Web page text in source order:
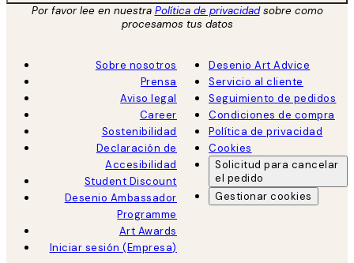
Por favor lee en nuestra Política de privacidadsobre como
procesamos tus datos
Sobre nosotros
Prensa
Aviso legal
Career
Sostenibilidad
Declaración de
Accesibilidad
Student Discount
Desenio Ambassador
Programme
Art Awards
Iniciar sesión (Empresa)
Desenio Art Advice
Servicio al cliente
Seguimiento de pedidos
Condiciones de compra
Política de privacidad
Cookies
Solicitud para cancelar
el pedido
Gestionar cookies